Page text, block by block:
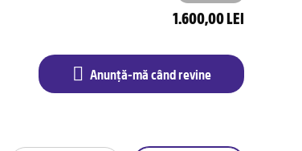
1.600,00 LEI
Anunță-mă când revine